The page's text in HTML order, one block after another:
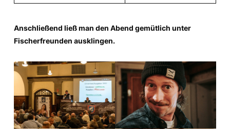
Anschließend ließ man den Abend gemütlich unter
Fischerfreunden ausklingen.